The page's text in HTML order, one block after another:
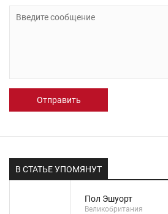
Отправить
В СТАТЬЕ УПОМЯНУТ
Пол Эшуорт
Великобритания